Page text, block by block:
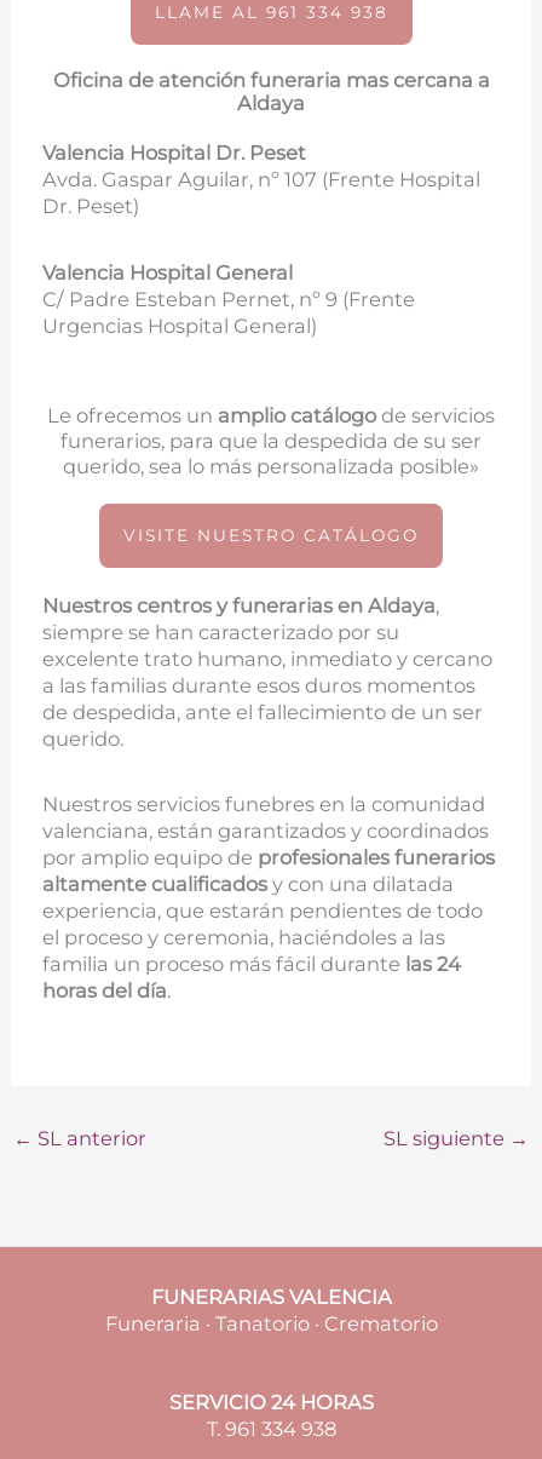
LLAME AL 961 334 938
Oficina de atención funeraria mas cercana a
Aldaya
Valencia Hospital Dr. Peset
Avda. Gaspar Aguilar, nº 107 (Frente Hospital
Dr. Peset)
Valencia Hospital General
C/ Padre Esteban Pernet, nº 9 (Frente
Urgencias Hospital General)
Le ofrecemos un amplio catálogo de servicios
funerarios, para que la despedida de su ser
querido, sea lo más personalizada posible»
VISITE NUESTRO CATÁLOGO
Nuestros centros y funerarias en Aldaya,
siempre se han caracterizado por su
excelente trato humano, inmediato y cercano
a las familias durante esos duros momentos
de despedida, ante el fallecimiento de un ser
querido.
Nuestros servicios funebres en la comunidad
valenciana, están garantizados y coordinados
por amplio equipo de profesionales funerarios
altamente cualificados y con una dilatada
experiencia, que estarán pendientes de todo
el proceso y ceremonia, haciéndoles a las
familia un proceso más fácil durante las 24
horas del día.
← SL anterior SL siguiente →
FUNERARIAS VALENCIA
Funeraria · Tanatorio · Crematorio
SERVICIO 24 HORAS
T. 961 334 938